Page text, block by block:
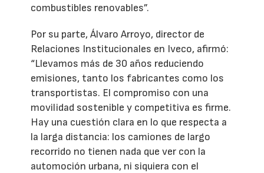
combustibles renovables”.
Por su parte, Álvaro Arroyo, director de
Relaciones Institucionales en Iveco, afirmó:
“Llevamos más de 30 años reduciendo
emisiones, tanto los fabricantes como los
transportistas. El compromiso con una
movilidad sostenible y competitiva es firme.
Hay una cuestión clara en lo que respecta a
la larga distancia: los camiones de largo
recorrido no tienen nada que ver con la
automoción urbana, ni siquiera con el